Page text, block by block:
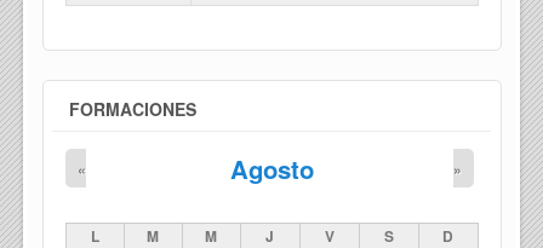
FORMACIONES
Agosto
« »
L M M J V S D